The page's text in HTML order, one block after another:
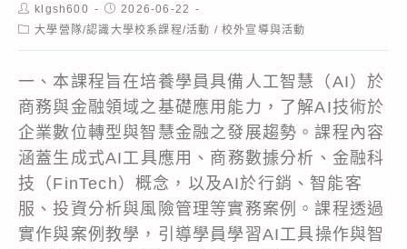
Post
author:
klgsh600
Post
published:
2026-06-22
Post大學營隊/認識大學校系課程/活動 / 校外宣導與活動
一、本課程旨在培養學員具備人工智慧（AI）於
商務與金融領域之基礎應用能力，了解AI技術於
企業數位轉型與智慧金融之發展趨勢。課程內容
涵蓋生成式AI工具應用、商務數據分析、金融科
技（FinTech）概念，以及AI於行銷、智能客
服、投資分析與風險管理等實務案例。課程透過
實作與案例教學，引導學員學習AI工具操作與智